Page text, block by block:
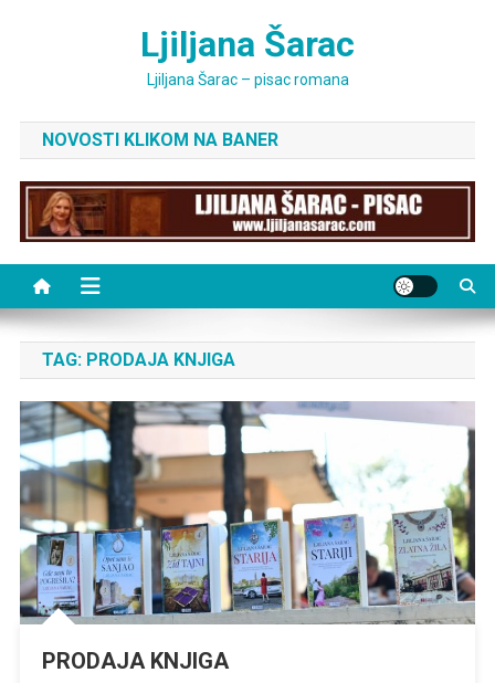
Ljiljana Šarac
Ljiljana Šarac – pisac romana
NOVOSTI KLIKOM NA BANER
TAG: PRODAJA KNJIGA
PRODAJA KNJIGA